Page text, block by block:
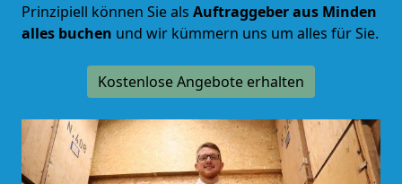
Prinzipiell können Sie als Auftraggeber aus Minden
alles buchen und wir kümmern uns um alles für Sie.
Kostenlose Angebote erhalten